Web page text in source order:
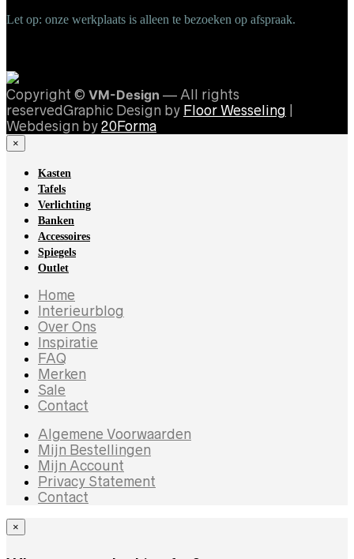
Let op: onze werkplaats is alleen te bezoeken op afspraak.
Copyright © VM-Design — All rights
reservedGraphic Design by Floor Wesseling
Webdesign by 20Forma
×
Kasten
Tafels
Verlichting
Banken
Accessoires
Spiegels
Outlet
Home
Interieurblog
Over Ons
Inspiratie
FAQ
Merken
Sale
Contact
Algemene Voorwaarden
Mijn Bestellingen
Mijn Account
Privacy Statement
Contact
×